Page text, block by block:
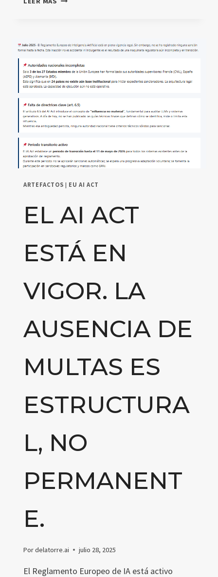
ARTIFICIAL
(AI
ACT)
ÉS
VIGENT.
DE
ESTRUCTURAL,
NO
PAS
ARTEFACTOS | EU AI ACT
EL AI ACT
ESTÁ EN
VIGOR. LA
AUSENCIA DE
MULTAS ES
ESTRUCTURA
L, NO
PERMANENT
E.
Pordelatorre.ai julio 28, 2025
El Reglamento Europeo de IA está activo